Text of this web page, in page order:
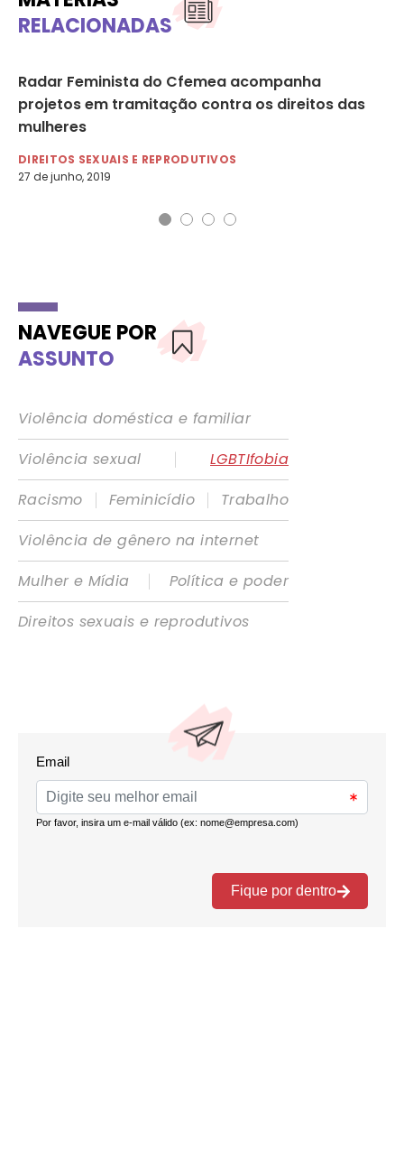
RELACIONADAS
Radar Feminista do Cfemea acompanha
projetos em tramitação contra os direitos das
mulheres
DIREITOS SEXUAIS E REPRODUTIVOS
27 de junho, 2019
NAVEGUE POR
ASSUNTO
Violência doméstica e familiar
Violência sexual
|
LGBTIfobia
Racismo
| Feminicídio |
Trabalho
Violência de gênero na internet
Mulher e Mídia
|
Política e poder
Direitos sexuais e reprodutivos